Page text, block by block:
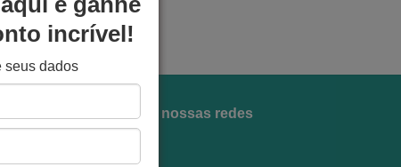
Siga a gente em nossas redes
incrível!
seus dados